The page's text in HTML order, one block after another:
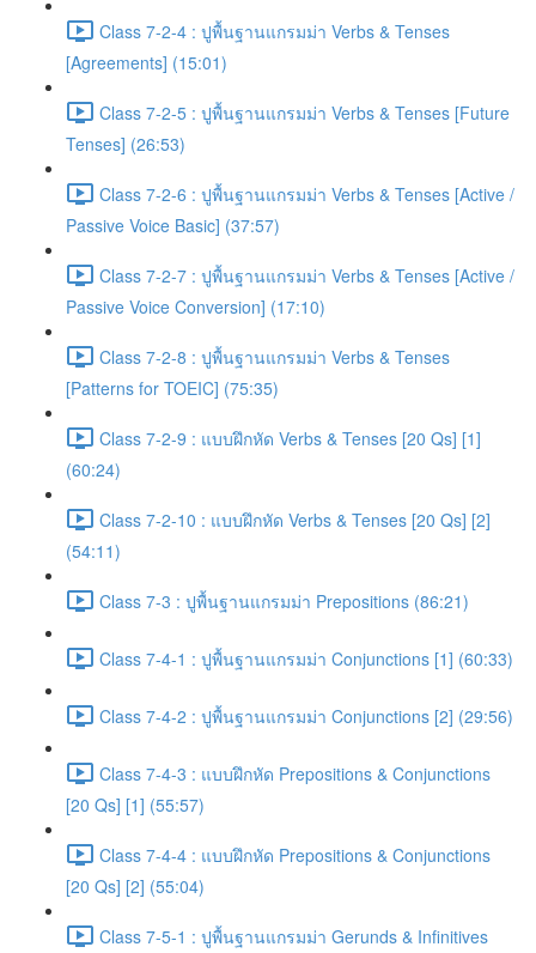
Class 7-2-4 : ปูพื้นฐานแกรมม่า Verbs & Tenses
[Agreements] (15:01)
Class 7-2-5 : ปูพื้นฐานแกรมม่า Verbs & Tenses [Future
Tenses] (26:53)
Class 7-2-6 : ปูพื้นฐานแกรมม่า Verbs & Tenses [Active /
Passive Voice Basic] (37:57)
Class 7-2-7 : ปูพื้นฐานแกรมม่า Verbs & Tenses [Active /
Passive Voice Conversion] (17:10)
Class 7-2-8 : ปูพื้นฐานแกรมม่า Verbs & Tenses
[Patterns for TOEIC] (75:35)
Class 7-2-9 : แบบฝึกหัด Verbs & Tenses [20 Qs] [1]
(60:24)
Class 7-2-10 : แบบฝึกหัด Verbs & Tenses [20 Qs] [2]
(54:11)
Class 7-3 : ปูพื้นฐานแกรมม่า Prepositions (86:21)
Class 7-4-1 : ปูพื้นฐานแกรมม่า Conjunctions [1] (60:33)
Class 7-4-2 : ปูพื้นฐานแกรมม่า Conjunctions [2] (29:56)
Class 7-4-3 : แบบฝึกหัด Prepositions & Conjunctions
[20 Qs] [1] (55:57)
Class 7-4-4 : แบบฝึกหัด Prepositions & Conjunctions
[20 Qs] [2] (55:04)
Class 7-5-1 : ปูพื้นฐานแกรมม่า Gerunds & Infinitives